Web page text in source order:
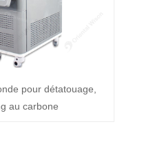
pour détatouage,
au carbone